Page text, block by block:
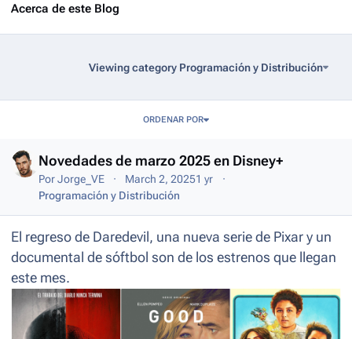
Acerca de este Blog
Viewing category Programación y Distribución
ORDENAR POR
Novedades de marzo 2025 en Disney+
PorJorge_VE March 2, 20251 yr
Programación y Distribución
El regreso de Daredevil, una nueva serie de Pixar y un
documental de sóftbol son de los estrenos que llegan
este mes.